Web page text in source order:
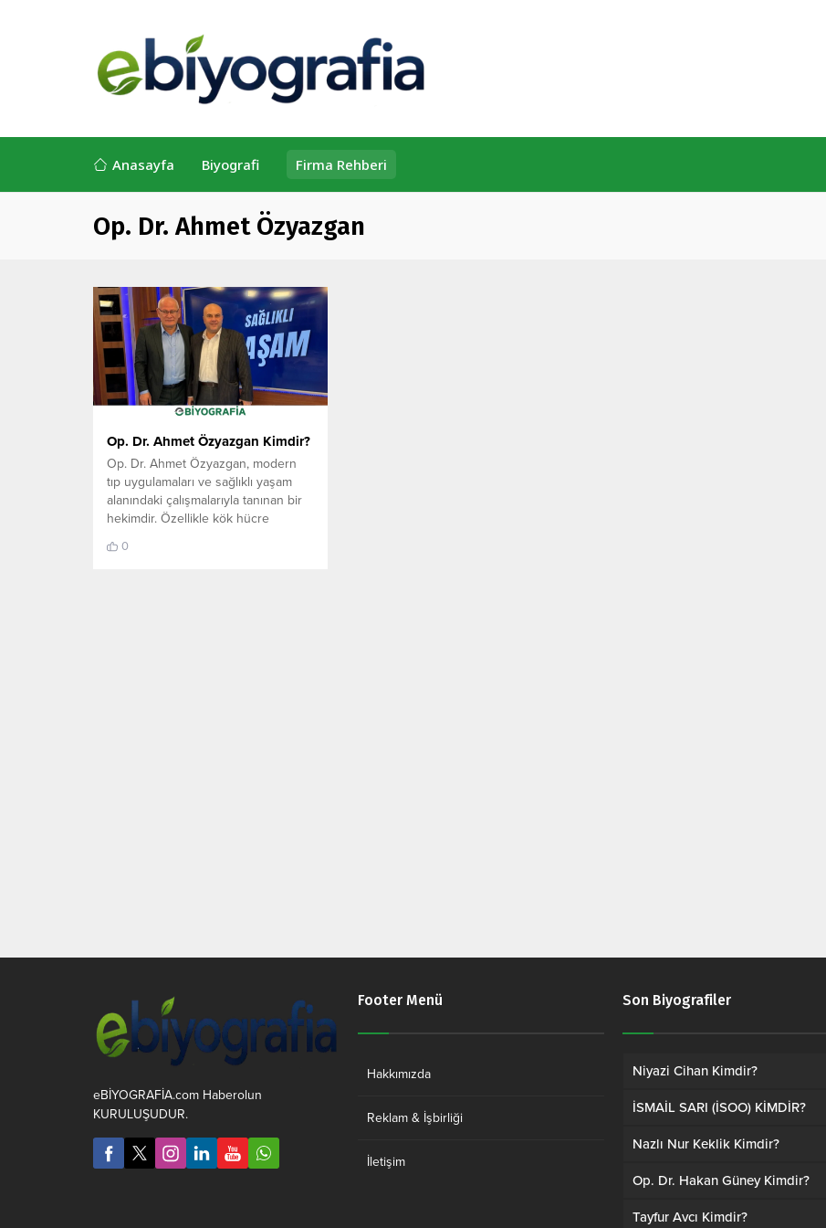
Anasayfa Biyografi Firma Rehberi
Op. Dr. Ahmet Özyazgan
Op. Dr. Ahmet Özyazgan Kimdir?
Op. Dr. Ahmet Özyazgan, modern
tıp uygulamaları ve sağlıklı yaşam
alanındaki çalışmalarıyla tanınan bir
hekimdir. Özellikle kök hücre
rejeneratif tıp alanındaki bilimsel
0
eBİYOGRAFİA.com Haberolun
KURULUŞUDUR.
Footer Menü
Hakkımızda
Reklam & İşbirliği
İletişim
Son Biyografiler
Niyazi Cihan Kimdir?
İSMAİL SARI (İSOO) KİMDİR?
Nazlı Nur Keklik Kimdir?
Op. Dr. Hakan Güney Kimdir?
Tayfur Avcı Kimdir?